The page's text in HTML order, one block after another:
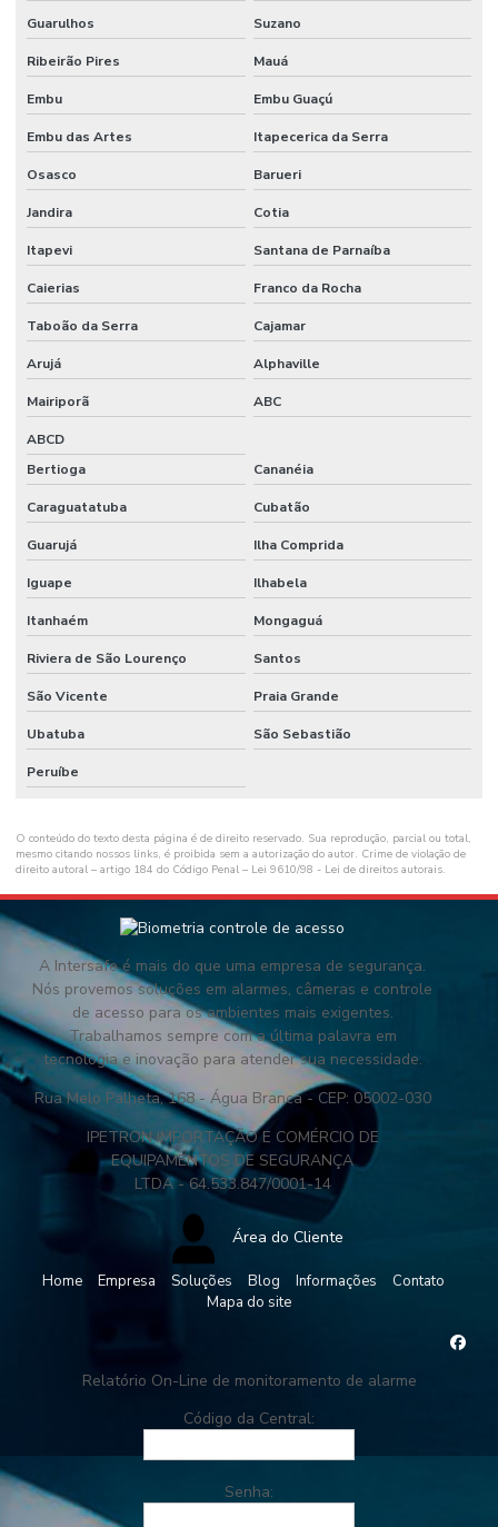
Guarulhos Suzano
Ribeirão Pires Mauá
Embu Embu Guaçú
Embu das Artes Itapecerica da Serra
Osasco Barueri
Jandira Cotia
Itapevi Santana de Parnaíba
Caierias Franco da Rocha
Taboão da Serra Cajamar
Arujá Alphaville
Mairiporã ABC
ABCD
Bertioga
Cananéia
Caraguatatuba Cubatão
Guarujá Ilha Comprida
Iguape Ilhabela
Itanhaém Mongaguá
Riviera de São Lourenço Santos
São Vicente Praia Grande
Ubatuba São Sebastião
Peruíbe
O conteúdo do texto desta página é de direito reservado. Sua reprodução, parcial ou total,
mesmo citando nossos links, é proibida sem a autorização do autor. Crime de violação de
direito autoral – artigo 184 do Código Penal – Lei 9610/98 - Lei de direitos autorais.
A Intersafe é mais do que uma empresa de segurança.
Nós provemos soluções em alarmes, câmeras e controle
de acesso para os ambientes mais exigentes.
Trabalhamos sempre com a última palavra em
tecnologia e inovação para atender sua necessidade.
Rua Melo Palheta, 168 - Água Branca - CEP: 05002-030
IPETRON IMPORTAÇÃO E COMÉRCIO DE
EQUIPAMENTOS DE SEGURANÇA
LTDA - 64.533.847/0001-14
Área do Cliente
Home Empresa Soluções Blog Informações
Contato
Mapa do site
Relatório On-Line de monitoramento de alarme
Código da Central:
Senha: